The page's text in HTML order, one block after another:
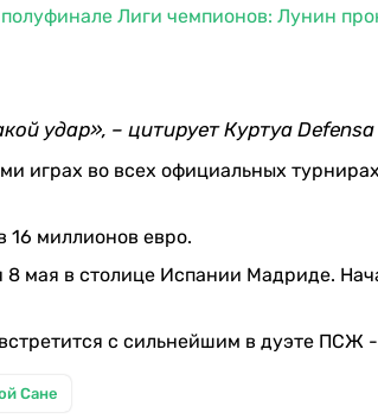
Лиги чемпионов: Лунин
удар», – цитирует Куртуа
играх во всех официальных
16 миллионов евро.
мая в столице Испании Мадриде.
с сильнейшим в дуэте ПСЖ
Сане